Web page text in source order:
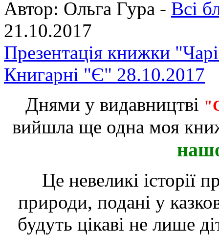
Автор: Ольга Гура - Всі
21.10.2017
Презентація книжки
Книгарні "Є" 28.10.2017
Днями у видавництві
вийшла ще одна моя
Це невеликі історії
природи, подані у
будуть цікаві не лише